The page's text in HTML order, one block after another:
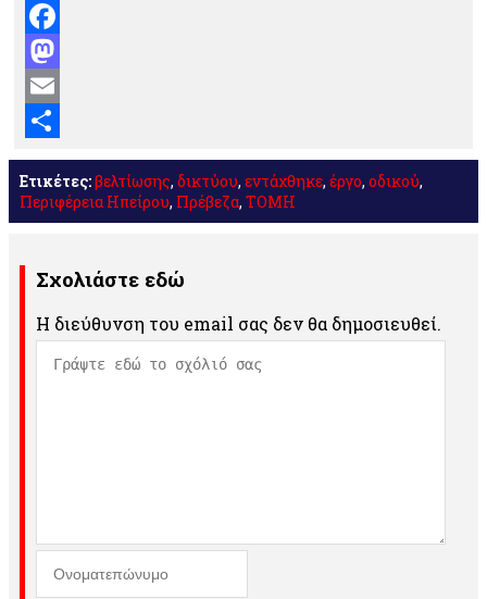
Facebook
Mastodon
Email
Μοιραστείτε
Ετικέτες:βελτίωσης, δικτύου, εντάχθηκε, έργο, οδικού,
Περιφέρεια Ηπείρου, Πρέβεζα, ΤΟΜΗ
Σχολιάστε εδώ
Η διεύθυνση του email σας δεν θα δημοσιευθεί.